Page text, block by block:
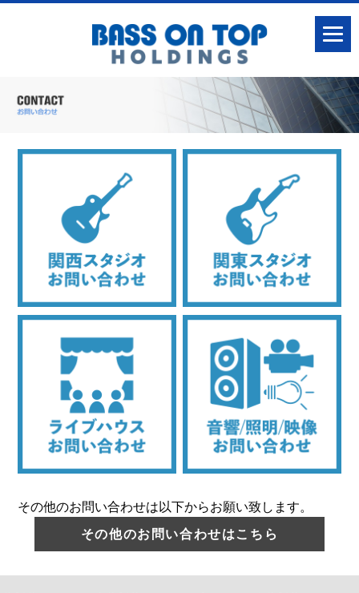
その他のお問い合わせは以下からお願い致します。
その他のお問い合わせはこちら